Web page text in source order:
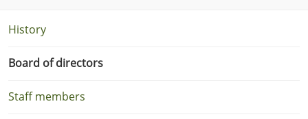
History
Board of directors
Staff members